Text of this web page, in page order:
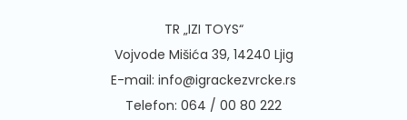
TR „IZI TOYS“
Vojvode Mišića 39, 14240 Ljig
E-mail: info@igrackezvrcke.rs
Telefon: 064 / 00 80 222